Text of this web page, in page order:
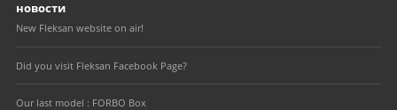
новости
New Fleksan website on air!
Did you visit Fleksan Facebook Page?
Our last model : FORBO Box